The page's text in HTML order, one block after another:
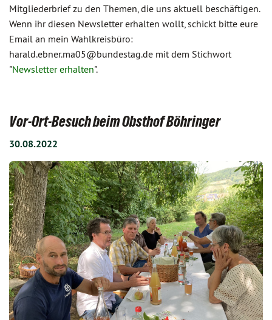
Mitgliederbrief zu den Themen, die uns aktuell beschäftigen.
Wenn ihr diesen Newsletter erhalten wollt, schickt bitte eure
Email an mein Wahlkreisbüro:
harald.ebner.ma05@bundestag.de mit dem Stichwort
"Newsletter erhalten".
Vor-Ort-Besuch beim Obsthof Böhringer
30.08.2022